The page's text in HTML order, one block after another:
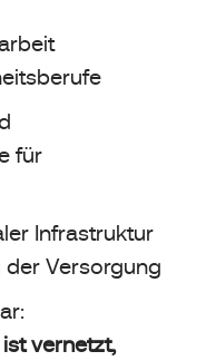
für
Infrastruktur
Versorgung
vernetzt,